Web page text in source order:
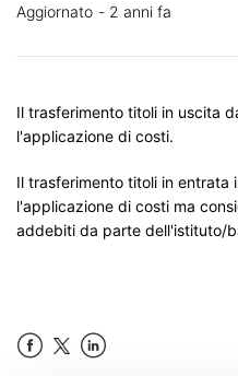
Aggiornato 2 anni fa
Il trasferimento titoli in uscita
l'applicazione di costi.
Il trasferimento titoli in entrata
l'applicazione di costi ma
addebiti da parte dell'istituto/